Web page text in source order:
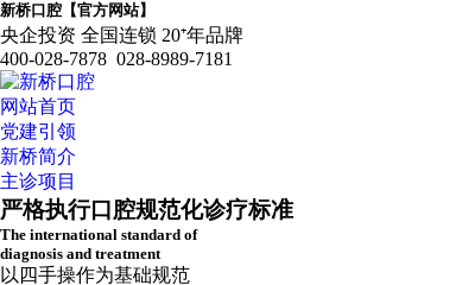
新桥口腔【官方网站】
央企投资 全国连锁 20⁺年品牌
400-028-7878 028-8989-7181
网站首页
党建引领
新桥简介
主诊项目
严格执行口腔规范化诊疗标准
The international standard of
diagnosis and treatment
以四手操作为基础规范